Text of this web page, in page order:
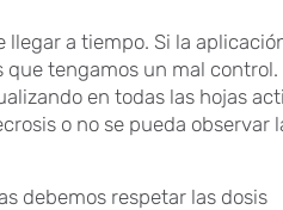
a tiempo. Si la
que tengamos un mal control.
en todas las hojas
o no se pueda observar
debemos respetar las dosis